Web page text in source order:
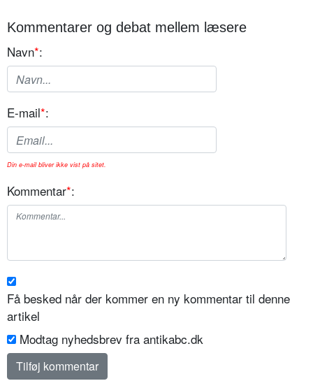
Kommentarer og debat mellem læsere
Navn*:
E-mail*:
Din e-mail bliver ikke vist på sitet.
Kommentar*:
Få besked når der kommer en ny kommentar til denne
artikel
Modtag nyhedsbrev fra antikabc.dk